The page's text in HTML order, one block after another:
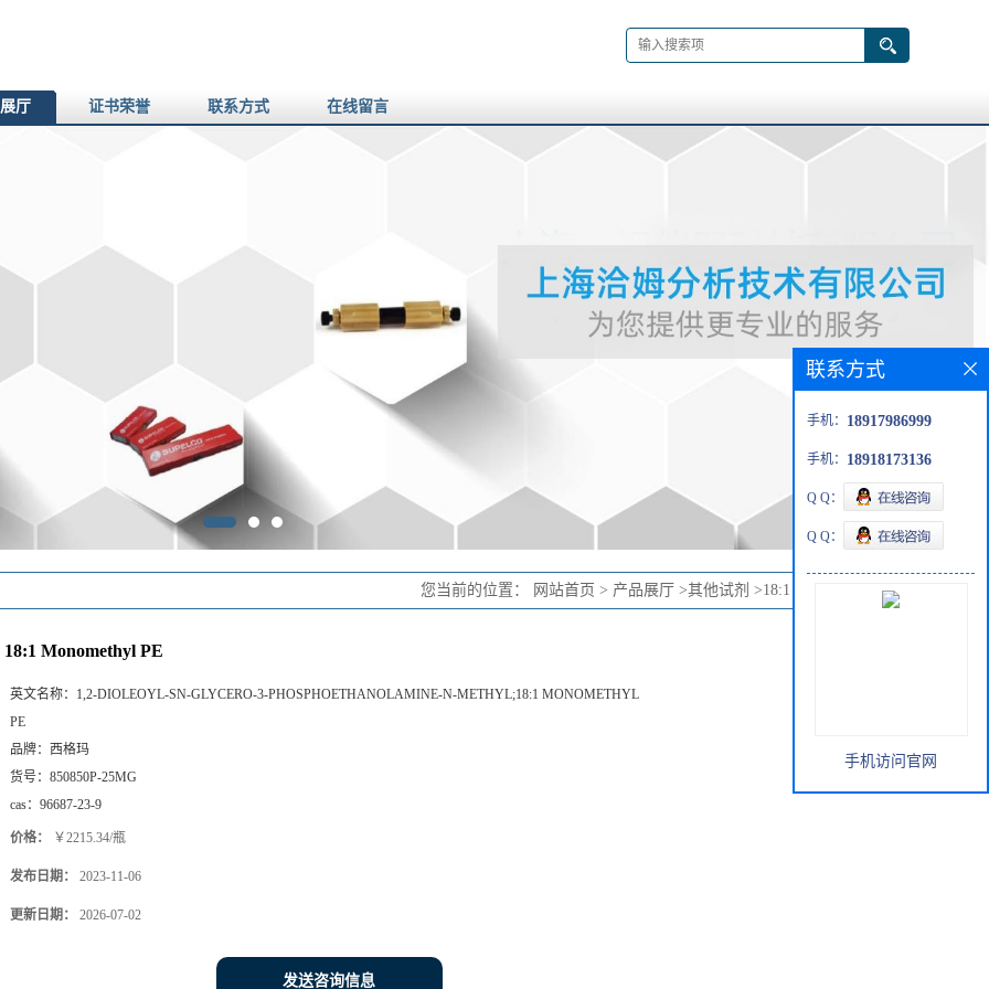
厅 证书荣誉 联系方式 在线留言
您当前的位置： 网站首页 > 产品展厅 >其他试剂 >18:1 Monomethyl PE
18:1 Monomethyl PE
英文名称： 1,2-DIOLEOYL-SN-GLYCERO-3-PHOSPHOETHANOLAMINE-N-METHYL;18:1 MONOMETHYL
PE
品牌： 西格玛
货号： 850850P-25MG
cas： 96687-23-9
价格： ￥2215.34/瓶
发布日期： 2023-11-06
更新日期： 2026-07-02
发送咨询信息
联系方式
手机： 18917986999
手机： 18918173136
Q Q：
Q Q：
手机访问官网